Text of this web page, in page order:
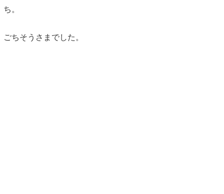
ち。
ごちそうさまでした。